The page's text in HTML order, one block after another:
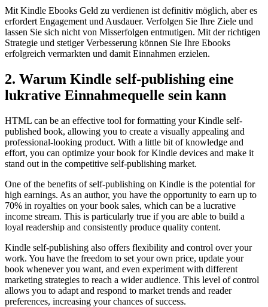
Mit‍ Kindle Ebooks Geld zu verdienen ist definitiv möglich, aber⁢ es
erfordert Engagement und ​Ausdauer. Verfolgen Sie Ihre ‍Ziele und
lassen Sie sich nicht von Misserfolgen entmutigen. Mit der richtigen
Strategie und stetiger Verbesserung können Sie Ihre Ebooks
erfolgreich vermarkten und damit Einnahmen erzielen.
2. ‌Warum Kindle self-publishing ⁢eine
⁣lukrative Einnahmequelle sein kann
HTML ​can ⁣be ⁢an effective tool​ for formatting ⁣your Kindle self-
published book, allowing you to create⁢ a‌ visually appealing and
professional-looking product. With a ⁣little bit of ⁤knowledge and
effort, you can optimize your book for Kindle devices and ​make it
stand out in⁤ the⁤ competitive self-publishing⁣ market.
One ⁤of the ⁤benefits⁤ of self-publishing on Kindle⁣ is the potential for
high earnings. As an author, you have the opportunity to‍ earn up⁤ to
70% ‌in royalties on your book sales, which can be‌ a lucrative
⁣income ⁣stream. This is ‍particularly true if ⁤you are able to ⁢build a
loyal readership and consistently produce quality content.
Kindle self-publishing⁣ also offers flexibility⁣ and control over​ your
work. You have the freedom to set your own ‌price, update your
book whenever you want, and⁢ even experiment with different
marketing‌ strategies to reach a‍ wider ​audience. This level of ‍control
allows you to adapt and respond‌ to market trends and ⁤reader
preferences,⁢ increasing your chances of success.